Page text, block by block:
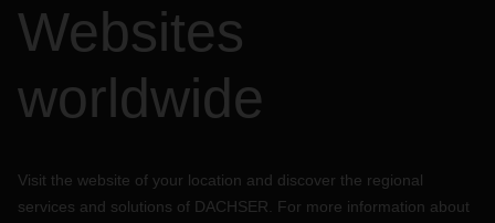
Websites
worldwide
Visit the website of your location and discover the regional
services and solutions of DACHSER. For more information about